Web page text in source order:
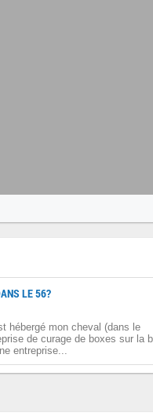
LE 56?
hébergé mon cheval (dans le
de curage de boxes sur la
entreprise...